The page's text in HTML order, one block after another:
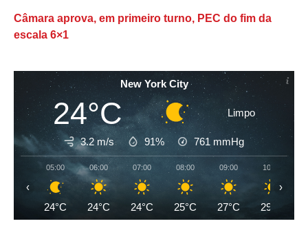
Câmara aprova, em primeiro turno, PEC do fim da
escala 6×1
New York City
24°C Limpo
3.2 m/s 91% 761 mmHg
05:00
24°C
06:00
24°C
07:00
24°C
08:00
25°C
09:00
27°C
10:00
29°C
‹ ›